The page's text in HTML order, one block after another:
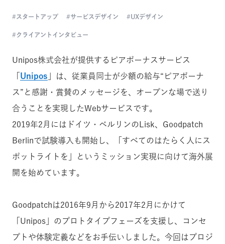
スタートアップ サービスデザイン UXデザイン
クライアントインタビュー
Unipos株式会社が提供するピアボーナスサービス
Unipos 」は、従業員同士が少額の給与“ピアボーナ
ス”と感謝・賞賛のメッセージを、オープンな場で送り
合うことを実現したWebサービスです。
2019年2月にはドイツ・ベルリンのLisk、Goodpatch
Berlinで試験導入も開始し、「すべてのはたらく人にス
ポットライトを」というミッション実現に向けて海外展
開を始めています。
Goodpatchは2016年9月から2017年2月にかけて
「Unipos」のプロトタイプフェーズを支援し、コンセ
プトや体験定義などをお手伝いしました。今回はプロジ